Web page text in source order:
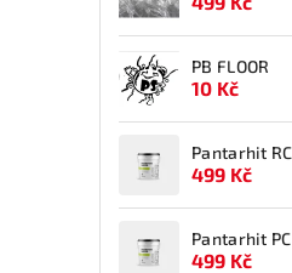
PB FLOOR
10 Kč
Pantarhit
499 Kč
Pantarhit
499 Kč